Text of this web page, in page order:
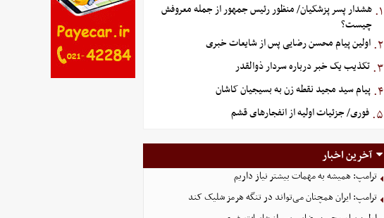
۱. هشدار پسر پزشکیان/ منظور رئیس جمهور از جمله معروفش
چیست؟
۲. اولین پیام محسن رضایی پس از شایعات خبری
۳. تکذیب یک خبر درباره سردار ذوالقدر
۴. پیام سید مجید نقطه زن به بسیجیان کاشان
۵. فوری/ جزئیات اولیه از انفجارهای قشم
آخرین اخبار
ترامپ: همیشه به مهمات بیشتر نیاز داریم
ترامپ: ایران همچنان می‌تواند در تنگه هرمز شلیک کند